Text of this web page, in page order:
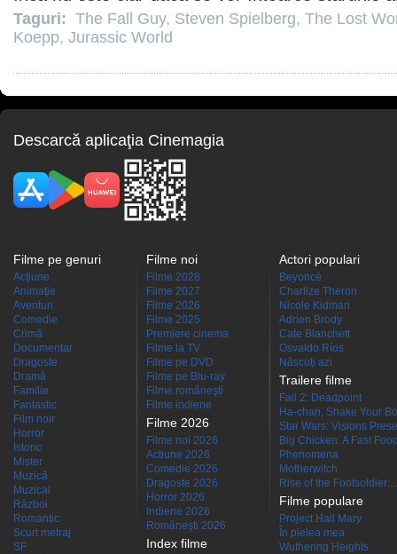
Taguri: The Fall Guy, Steven Spielberg, The Lost
Koepp, Jurassic World
Descarcă aplicaţia Cinemagia
Filme pe genuri
Acţiune
Animaţie
Aventuri
Comedie
Crimă
Documentar
Dragoste
Dramă
Familie
Fantastic
Film noir
Horror
Istoric
Mister
Muzică
Muzical
Război
Romantic
Scurt metraj
SF
Filme noi
Filme 2028
Filme 2027
Filme 2026
Filme 2025
Premiere cinema
Filme la TV
Filme pe DVD
Filme pe Blu-ray
Filme româneşti
Filme indiene
Filme 2026
Filme noi 2026
Actiune 2026
Comedie 2026
Dragoste 2026
Horror 2026
Indiene 2026
Româneşti 2026
Index filme
Actori populari
Beyoncé
Charlize Theron
Nicole Kidman
Adrien Brody
Cate Blanchett
Osvaldo Ríos
Născuţi azi
Trailere filme
Fall 2: Deadpoint
Ha-chan, Shake Your
Star Wars: Visions
Big Chicken: A Fast
Phenomena
Motherwitch
Rise of the Footsoldier:...
Filme populare
Project Hail Mary
În pielea mea
Wuthering Heights